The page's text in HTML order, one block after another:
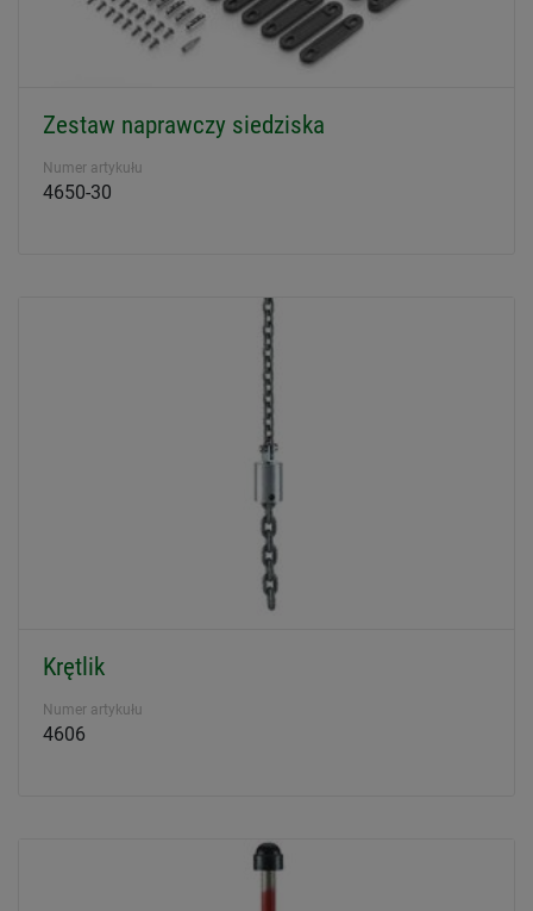
Zestaw naprawczy siedziska
Numer artykułu
4650-30
Krętlik
Numer artykułu
4606